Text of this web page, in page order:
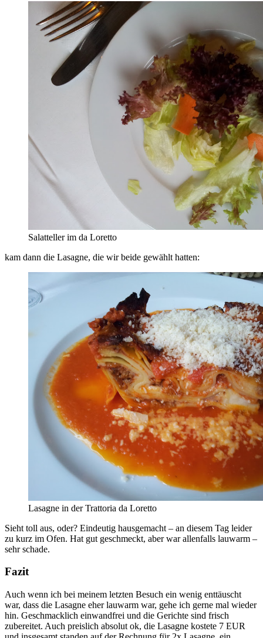
Salatteller im da Loretto
kam dann die Lasagne, die wir beide gewählt hatten:
Lasagne in der Trattoria da Loretto
Sieht toll aus, oder? Eindeutig hausgemacht – an diesem Tag leider
zu kurz im Ofen. Hat gut geschmeckt, aber war allenfalls lauwarm –
sehr schade.
Fazit
Auch wenn ich bei meinem letzten Besuch ein wenig enttäuscht
war, dass die Lasagne eher lauwarm war, gehe ich gerne mal wieder
hin. Geschmacklich einwandfrei und die Gerichte sind frisch
zubereitet. Auch preislich absolut ok, die Lasagne kostete 7 EUR